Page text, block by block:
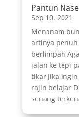
Pantun
Sep 10, 2021
Menanam
artinya
berlimpah
jalan ke tepi
tikar Jika
rajin belajar
senang